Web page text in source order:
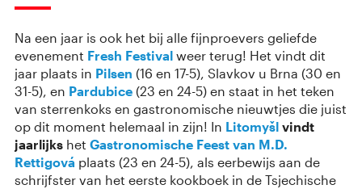
Na een jaar is ook het bij alle fijnproevers geliefde
evenement Fresh Festival weer terug! Het vindt dit
jaar plaats in Pilsen (16 en 17-5), Slavkov u Brna (30 en
31-5), en Pardubice (23 en 24-5) en staat in het teken
van sterrenkoks en gastronomische nieuwtjes die juist
op dit moment helemaal in zijn! In Litomyšl vindt
jaarlijks het Gastronomische Feest van M.D.
Rettigová plaats (23 en 24-5), als eerbewijs aan de
schrijfster van het eerste kookboek in de Tsjechische